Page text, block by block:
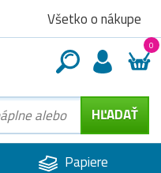
Všetko o nákupe
0
Papiere